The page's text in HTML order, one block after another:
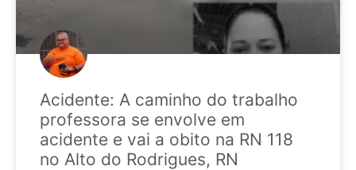
Acidente: A caminho do trabalho
professora se envolve em
acidente e vai a obito na RN 118
no Alto do Rodrigues, RN